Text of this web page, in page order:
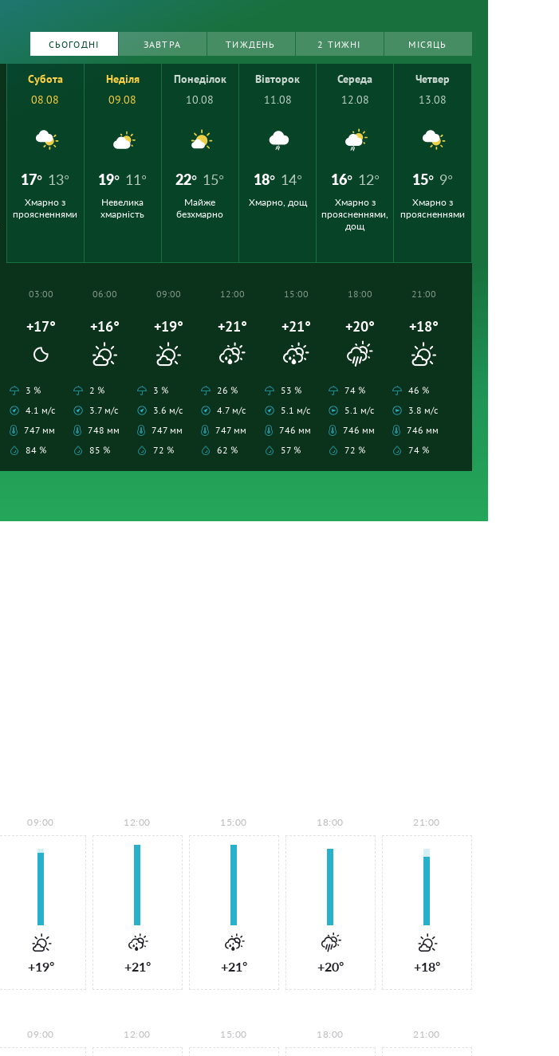
СЬОГОДНІ ЗАВТРА ТИЖДЕНЬ 2 ТИЖНІ МІСЯЦЬ
Субота
08.08
17° 13°
Хмарно з
проясненнями
Неділя
09.08
19° 11°
Невелика
хмарність
Понеділок
10.08
22° 15°
Майже
безхмарно
Вівторок
11.08
18° 14°
Хмарно, дощ
Середа
12.08
16° 12°
Хмарно з
проясненнями,
дощ
Четвер
13.08
15° 9°
Хмарно з
проясненнями
03:00
+17°
3 %
4.1 м/с
747 мм
84 %
06:00
+16°
2 %
3.7 м/с
748 мм
85 %
09:00
+19°
3 %
3.6 м/с
747 мм
72 %
12:00
+21°
26 %
4.7 м/с
747 мм
62 %
15:00
+21°
53 %
5.1 м/с
746 мм
57 %
18:00
+20°
74 %
5.1 м/с
746 мм
72 %
21:00
+18°
46 %
3.8 м/с
746 мм
74 %
09:00
+19°
12:00
+21°
15:00
+21°
18:00
+20°
21:00
+18°
09:00 12:00 15:00 18:00 21:00